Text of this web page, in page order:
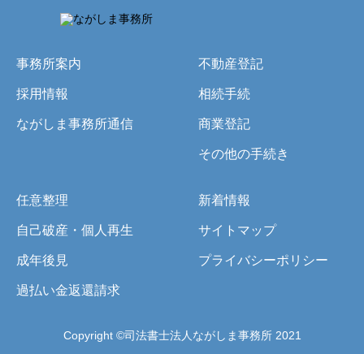
事務所案内
採用情報
ながしま事務所通信
不動産登記
相続手続
商業登記
その他の手続き
任意整理
自己破産・個人再生
成年後見
過払い金返還請求
新着情報
サイトマップ
プライバシーポリシー
Copyright ©司法書士法人ながしま事務所 2021
お電話でのお問合わせ 24時間WEBお問合せ